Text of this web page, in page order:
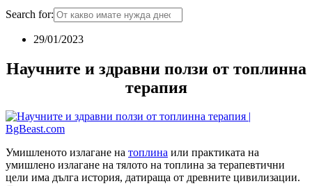
Search for:
29/01/2023
Научните и здравни ползи от топлинна
терапия
Умишленото излагане на топлина или практиката на
умишлено излагане на тялото на топлина за терапевтични
цели има дълга история, датираща от древните цивилизации.